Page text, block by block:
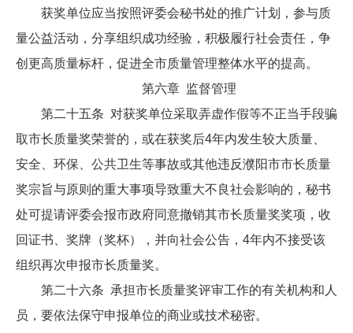
获奖单位应当按照评委会秘书处的推广计划，参与质
量公益活动，分享组织成功经验，积极履行社会责任，争
创更高质量标杆，促进全市质量管理整体水平的提高。
第六章 监督管理
第二十五条 对获奖单位采取弄虚作假等不正当手段骗
取市长质量奖荣誉的，或在获奖后4年内发生较大质量、
安全、环保、公共卫生等事故或其他违反濮阳市市长质量
奖宗旨与原则的重大事项导致重大不良社会影响的，秘书
处可提请评委会报市政府同意撤销其市长质量奖奖项，收
回证书、奖牌（奖杯），并向社会公告，4年内不接受该
组织再次申报市长质量奖。
第二十六条 承担市长质量奖评审工作的有关机构和人
员，要依法保守申报单位的商业或技术秘密。